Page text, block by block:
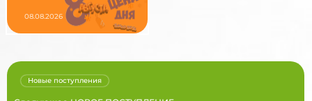
08.08.2026
Новые поступления